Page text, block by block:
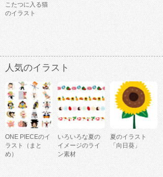
こたつに入る猫
のイラスト
人気のイラスト
ONE PIECEのイ
ラスト（まと
め）
いろいろな夏の
イメージのライ
ン素材
夏のイラスト
「向日葵」